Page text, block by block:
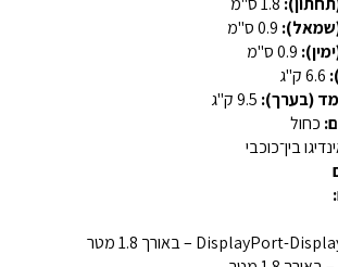
(בערך):
כחול
בין־כוכבי